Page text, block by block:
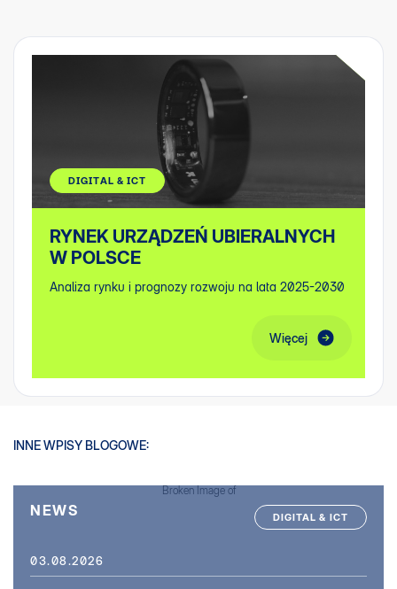
DIGITAL & ICT
RYNEK URZĄDZEŃ UBIERALNYCH
W POLSCE
Analiza rynku i prognozy rozwoju na lata 2025-2030
Więcej
INNE WPISY BLOGOWE:
NEWS DIGITAL & ICT
03.08.2026